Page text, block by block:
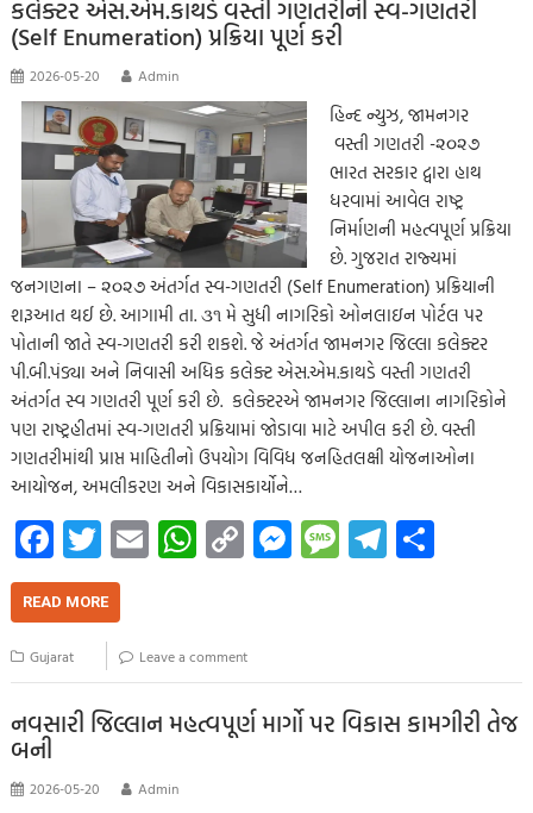
p
કલેક્ટર એસ.એમ.કાથડે વસ્તી ગણતરીની સ્વ-ગણતરી
(Self Enumeration) પ્રક્રિયા પૂર્ણ કરી
2026-05-20 Admin
હિન્દ ન્યુઝ, જામનગર
વસ્તી ગણતરી -૨૦૨૭
ભારત સરકાર દ્વારા હાથ
ધરવામાં આવેલ રાષ્ટ્ર
નિર્માણની મહત્વપૂર્ણ પ્રક્રિયા
છે. ગુજરાત રાજ્યમાં
જનગણના – ૨૦૨૭ અંતર્ગત સ્વ-ગણતરી (Self Enumeration) પ્રક્રિયાની
શરૂઆત થઈ છે. આગામી તા. ૩૧ મે સુધી નાગરિકો ઓનલાઇન પોર્ટલ પર
પોતાની જાતે સ્વ-ગણતરી કરી શકશે. જે અંતર્ગત જામનગર જિલ્લા કલેક્ટર
પી.બી.પંડ્યા અને નિવાસી અધિક કલેક્ટ એસ.એમ.કાથડે વસ્તી ગણતરી
અંતર્ગત સ્વ ગણતરી પૂર્ણ કરી છે. કલેક્ટરએ જામનગર જિલ્લાના નાગરિકોને
પણ રાષ્ટ્રહીતમાં સ્વ-ગણતરી પ્રક્રિયામાં જોડાવા માટે અપીલ કરી છે. વસ્તી
ગણતરીમાંથી પ્રાપ્ત માહિતીનો ઉપયોગ વિવિધ જનહિતલક્ષી યોજનાઓના
આયોજન, અમલીકરણ અને વિકાસકાર્યોને…
Fa
ce
b
o
o
k
T
wi
tt
er
E
m
W
h
s
A
p
C
o
y
Li
nk
M
es
g
er
M
es
e
Te
le
m
READ MORE
Gujarat Leave a comment
નવસારી જિલ્લાન મહત્વપૂર્ણ માર્ગો પર વિકાસ કામગીરી તેજ
બની
2026-05-20 Admin